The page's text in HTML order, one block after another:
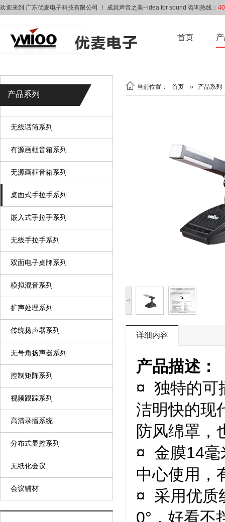
欢迎来到 广东优麦电子科技有限公司 ！ 成就声音之美--idea for sound 咨询热线：
首页
产品系列
无线话筒系列
有源画框音箱系列
无源画框音箱系列
桌面式手拉手系列
嵌入式手拉手系列
无线手拉手系列
双面电子桌牌系列
模拟混音系列
扩声处理系列
传统扬声器系列
无号角扬声器系列
控制矩阵系列
视频跟踪系列
高清录播系统
分布式显控系列
无纸化会议
会议辅材
 当前位置： 首页 » 产品系列
<
详细内容
产品描述：
¤ 独特的可
洁明快的现
防风绵罩，
¤ 金膜14毫
中心使用，
¤ 采用优质
0°，好看不